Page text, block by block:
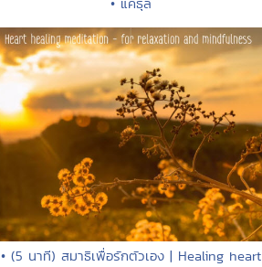
• (5 นาที) สมาธิเพื่อรักตัวเอง | Healing heart